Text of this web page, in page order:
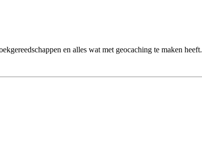
en alles wat met geocaching te maken heeft.